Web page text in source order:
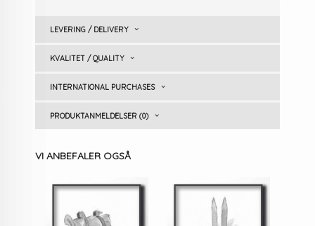
LEVERING / DELIVERY
KVALITET / QUALITY
INTERNATIONAL PURCHASES
PRODUKTANMELDELSER (0)
VI ANBEFALER OGSÅ